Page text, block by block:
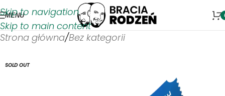
Skip to navigation
Skip to main content
MENU
Strona główna/Bez kategorii
SOLD OUT